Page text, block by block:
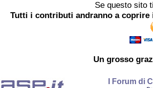
Se questo sito
Tutti i contributi andranno a
Un grosso
I Forum di